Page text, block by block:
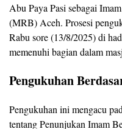
Abu Paya Pasi sebagai
(MRB) Aceh. Prosesi
Rabu sore (13/8/2025) di
memenuhi bagian dalam
Pengukuhan
Pengukuhan ini mengacu
tentang Penunjukan Imam